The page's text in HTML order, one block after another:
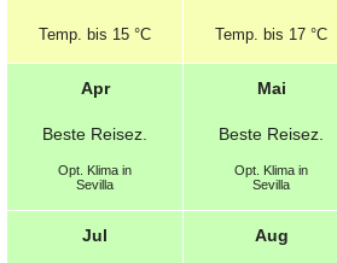
Temp. bis 15 °C Temp. bis 17 °C
Apr
Beste Reisez.
Opt. Klima in
Sevilla
Mai
Beste Reisez.
Opt. Klima in
Sevilla
Jul Aug